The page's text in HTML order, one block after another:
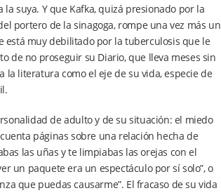
suya. Y que Kafka, quizá presionado por la
portero de la sinagoga, rompe una vez más un
está muy debilitado por la tuberculosis que le
de no proseguir su Diario, que lleva meses sin
literatura como el eje de su vida, especie de
de adulto y de su situación: el miedo
páginas sobre una relación hecha de
las uñas y te limpiabas las orejas con el
un paquete era un espectáculo por sí solo”, o
que puedas causarme”. El fracaso de su vida